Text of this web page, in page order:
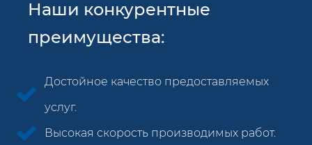
Наши конкурентные
преимущества:
Достойное качество предоставляемых
услуг.
Высокая скорость производимых работ.